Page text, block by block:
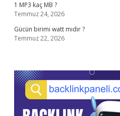
1 MP3 kaç MB ?
Temmuz 24, 2026
Gücün birimi watt mıdır ?
Temmuz 22, 2026